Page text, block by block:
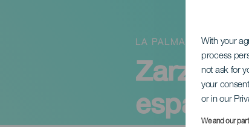
With your
process
not ask for
your
or in our
We and our
LA PALMA